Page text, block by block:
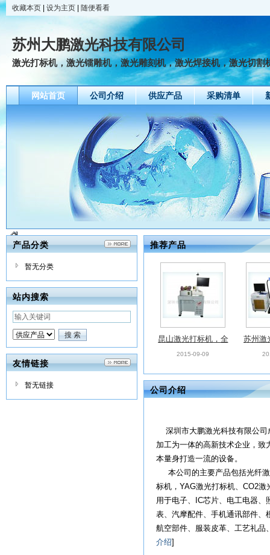
收藏本页 设为主页 随便看看
苏州大鹏激光科技有限公司
激光打标机，激光镭雕机，激光雕刻机，激光焊接机，激光切割
网站首页 公司介绍 供应产品 采购清单
产品分类
暂无分类
站内搜索
友情链接
暂无链接
推荐产品
昆山激光打标机，全
新光纤激光打标机
2015-09-09
苏州激
新光
公司介绍
深圳市大鹏激光科技有限公司
加工为一体的高新技术企业，
本量身打造一流的设备。
本公司的主要产品包括光纤激
标机，YAG激光打标机、CO2
用于电子、IC芯片、电工电器
表、汽摩配件、手机通讯部件、
航空部件、服装皮革、工艺礼品
介绍]